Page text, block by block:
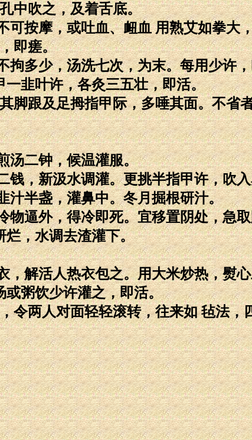
中吹之，及着舌底。
可按摩，或吐血、衄血 用熟艾如拳大
即瘥。
拘多少，汤洗七次，为末。每用少许
韭叶许，各灸三五壮，即活。
脚跟及足拇指甲际，多唾其面。不省
汤二钟，候温灌服。
钱，新汲水调灌。更挑半指甲许，吹
汁半盏，灌鼻中。冬月掘根研汁。
物逼外，得冷即死。宜移置阴处，急
烂，水调去渣灌下。
，解活人热衣包之。用大米炒热，熨
或粥饮少许灌之，即活。
令两人对面轻轻滚转，往来如 毡法，